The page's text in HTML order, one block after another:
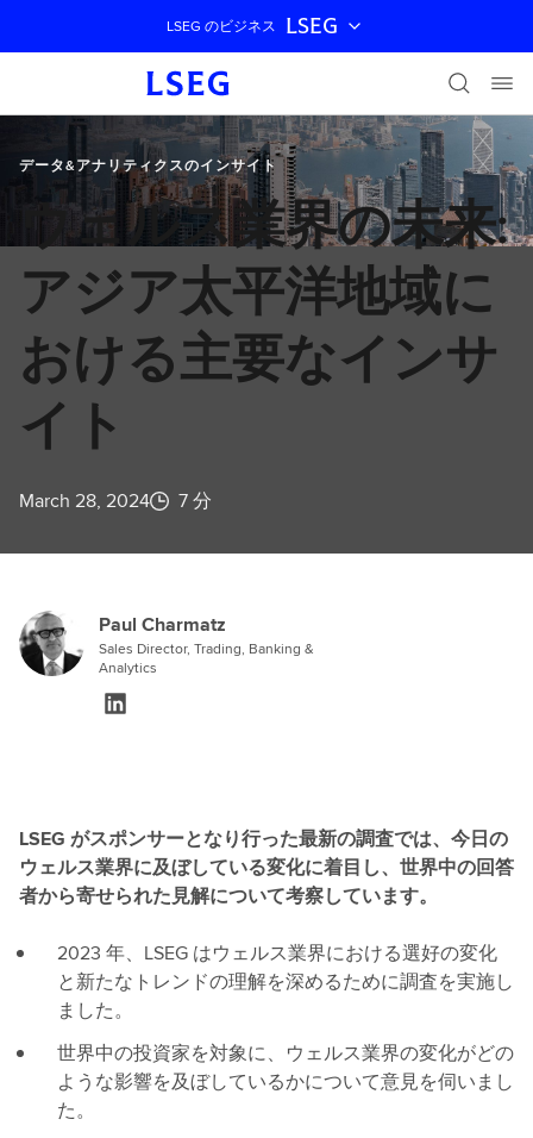
ナビゲーションをスキップ
LSEG のビジネス LSEG
データ&アナリティクスのインサイト
ウェルス業界の未来:
アジア太平洋地域に
おける主要なインサ
イト
March 28, 2024 7 分
Paul Charmatz
Sales Director, Trading, Banking &
Analytics
LSEG がスポンサーとなり行った最新の調査では、今日の
ウェルス業界に及ぼしている変化に着目し、世界中の回答
者から寄せられた見解について考察しています。
2023 年、LSEG はウェルス業界における選好の変化
と新たなトレンドの理解を深めるために調査を実施し
ました。
世界中の投資家を対象に、ウェルス業界の変化がどの
ような影響を及ぼしているかについて意見を伺いまし
た。